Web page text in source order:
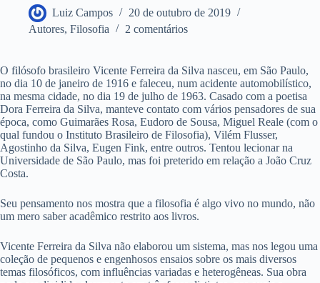
Luiz Campos
20 de outubro de 2019
Autores, Filosofia 2 comentários
O filósofo brasileiro Vicente Ferreira da Silva nasceu, em São Paulo,
no dia 10 de janeiro de 1916 e faleceu, num acidente automobilístico,
na mesma cidade, no dia 19 de julho de 1963. Casado com a poetisa
Dora Ferreira da Silva, manteve contato com vários pensadores de sua
época, como Guimarães Rosa, Eudoro de Sousa, Miguel Reale (com o
qual fundou o Instituto Brasileiro de Filosofia), Vilém Flusser,
Agostinho da Silva, Eugen Fink, entre outros. Tentou lecionar na
Universidade de São Paulo, mas foi preterido em relação a João Cruz
Costa.
Seu pensamento nos mostra que a filosofia é algo vivo no mundo, não
um mero saber acadêmico restrito aos livros.
Vicente Ferreira da Silva não elaborou um sistema, mas nos legou uma
coleção de pequenos e engenhosos ensaios sobre os mais diversos
temas filosóficos, com influências variadas e heterogêneas. Sua obra